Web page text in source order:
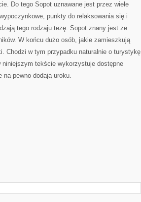
Do tego Sopot uznawane jest przez wiele
punkty do relaksowania się i
tego rodzaju tezę. Sopot znany jest ze
W końcu dużo osób, jakie zamieszkują
Chodzi w tym przypadku naturalnie o turystykę
tekście wykorzystuje dostępne
na pewno dodają uroku.